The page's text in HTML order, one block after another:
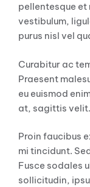
pellentesque et
vestibulum,
purus nisl vel
Curabitur ac
Praesent
eu euismod
at, sagittis velit.
Proin faucibus
mi tincidunt.
Fusce sodales
sollicitudin,